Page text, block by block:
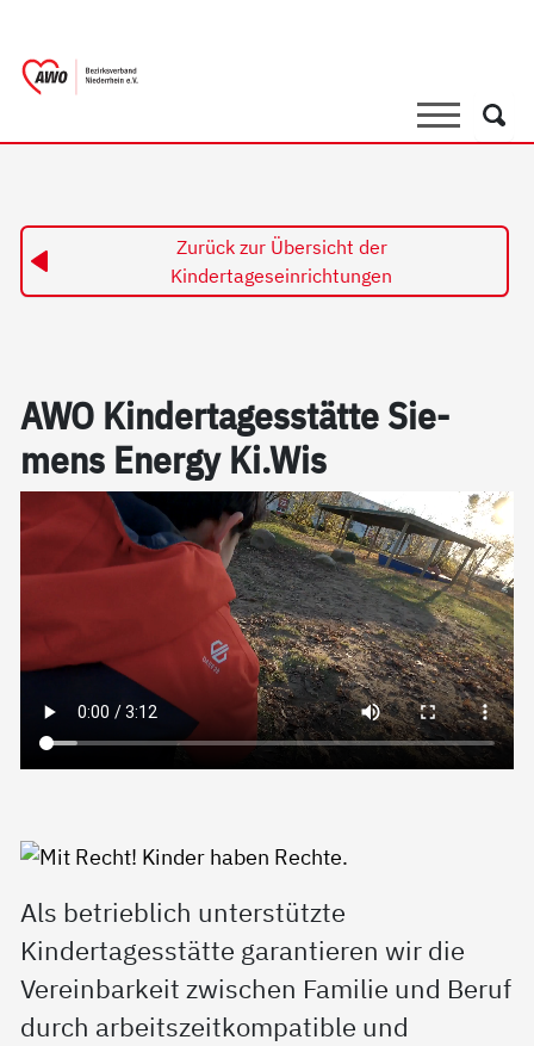
SucheSuche
Zurück zur Übersicht der
Kindertageseinrichtungen
AWO Kin­der­ta­ges­stät­te Sie­
mens En­er­gy Ki.Wis
Als betrieblich unterstützte
Kindertagesstätte garantieren wir die
Vereinbarkeit zwischen Familie und Beruf
durch arbeitszeitkompatible und